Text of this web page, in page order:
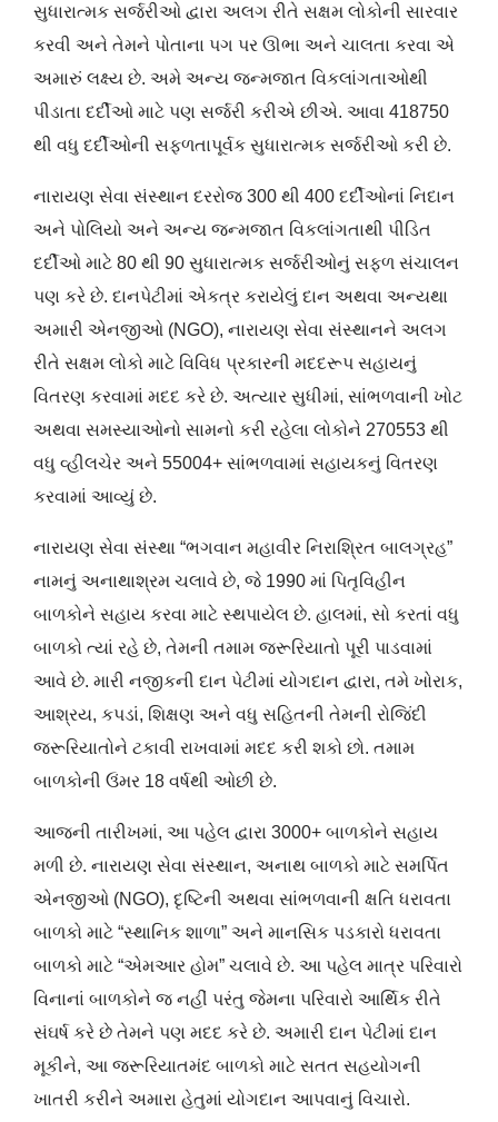
સુધારાત્મક સર્જરીઓ દ્વારા અલગ રીતે સક્ષમ લોકોની સારવાર
કરવી અને તેમને પોતાના પગ પર ઊભા અને ચાલતા કરવા એ
અમારું લક્ષ્ય છે. અમે અન્ય જન્મજાત વિકલાંગતાઓથી
પીડાતા દર્દીઓ માટે પણ સર્જરી કરીએ છીએ. આવા 418750
થી વધુ દર્દીઓની સફળતાપૂર્વક સુધારાત્મક સર્જરીઓ કરી છે.
નારાયણ સેવા સંસ્થાન દરરોજ 300 થી 400 દર્દીઓનાં નિદાન
અને પોલિયો અને અન્ય જન્મજાત વિકલાંગતાથી પીડિત
દર્દીઓ માટે 80 થી 90 સુધારાત્મક સર્જરીઓનું સફળ સંચાલન
પણ કરે છે. દાનપેટીમાં એકત્ર કરાયેલું દાન અથવા અન્યથા
અમારી એનજીઓ (NGO), નારાયણ સેવા સંસ્થાનને અલગ
રીતે સક્ષમ લોકો માટે વિવિધ પ્રકારની મદદરૂપ સહાયનું
વિતરણ કરવામાં મદદ કરે છે. અત્યાર સુધીમાં, સાંભળવાની ખોટ
અથવા સમસ્યાઓનો સામનો કરી રહેલા લોકોને 270553 થી
વધુ વ્હીલચેર અને 55004+ સાંભળવામાં સહાયકનું વિતરણ
કરવામાં આવ્યું છે.
નારાયણ સેવા સંસ્થા “ભગવાન મહાવીર નિરાશ્રિત બાલગ્રહ”
નામનું અનાથાશ્રમ ચલાવે છે, જે 1990 માં પિતૃવિહીન
બાળકોને સહાય કરવા માટે સ્થપાયેલ છે. હાલમાં, સો કરતાં વધુ
બાળકો ત્યાં રહે છે, તેમની તમામ જરૂરિયાતો પૂરી પાડવામાં
આવે છે. મારી નજીકની દાન પેટીમાં યોગદાન દ્વારા, તમે ખોરાક,
આશ્રય, કપડાં, શિક્ષણ અને વધુ સહિતની તેમની રોજિંદી
જરૂરિયાતોને ટકાવી રાખવામાં મદદ કરી શકો છો. તમામ
બાળકોની ઉંમર 18 વર્ષથી ઓછી છે.
આજની તારીખમાં, આ પહેલ દ્વારા 3000+ બાળકોને સહાય
મળી છે. નારાયણ સેવા સંસ્થાન, અનાથ બાળકો માટે સમર્પિત
એનજીઓ (NGO), દૃષ્ટિની અથવા સાંભળવાની ક્ષતિ ધરાવતા
બાળકો માટે “સ્થાનિક શાળા” અને માનસિક પડકારો ધરાવતા
બાળકો માટે “એમઆર હોમ” ચલાવે છે. આ પહેલ માત્ર પરિવારો
વિનાનાં બાળકોને જ નહીં પરંતુ જેમના પરિવારો આર્થિક રીતે
સંઘર્ષ કરે છે તેમને પણ મદદ કરે છે. અમારી દાન પેટીમાં દાન
મૂકીને, આ જરૂરિયાતમંદ બાળકો માટે સતત સહયોગની
ખાતરી કરીને અમારા હેતુમાં યોગદાન આપવાનું વિચારો.